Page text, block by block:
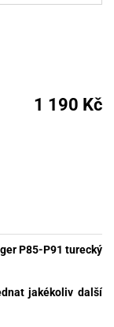
1 190 Kč
P85-P91 turecký
jakékoliv další